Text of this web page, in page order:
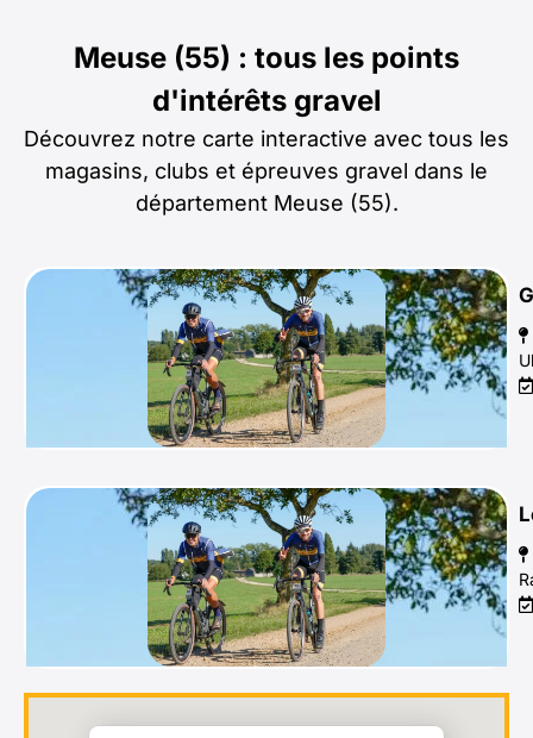
Meuse (55) : tous les points
d'intérêts gravel
Découvrez notre carte interactive avec tous les
magasins, clubs et épreuves gravel dans le
département Meuse (55).